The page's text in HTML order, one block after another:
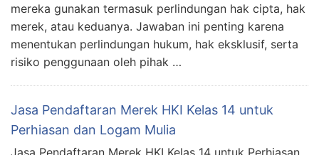
mereka gunakan termasuk perlindungan hak cipta, hak
merek, atau keduanya. Jawaban ini penting karena
menentukan perlindungan hukum, hak eksklusif, serta
risiko penggunaan oleh pihak …
Jasa Pendaftaran Merek HKI Kelas 14 untuk
Perhiasan dan Logam Mulia
Jasa Pendaftaran Merek HKI Kelas 14 untuk Perhiasan